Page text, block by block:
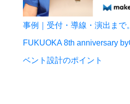
事例｜受付・導線・演出まで
FUKUOKA 8th anniversary
ベント設計のポイント